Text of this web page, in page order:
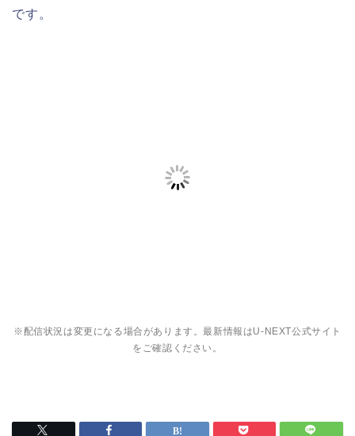
です。
※配信状況は変更になる場合があります。最新情報はU-NEXT公式サイト
をご確認ください。